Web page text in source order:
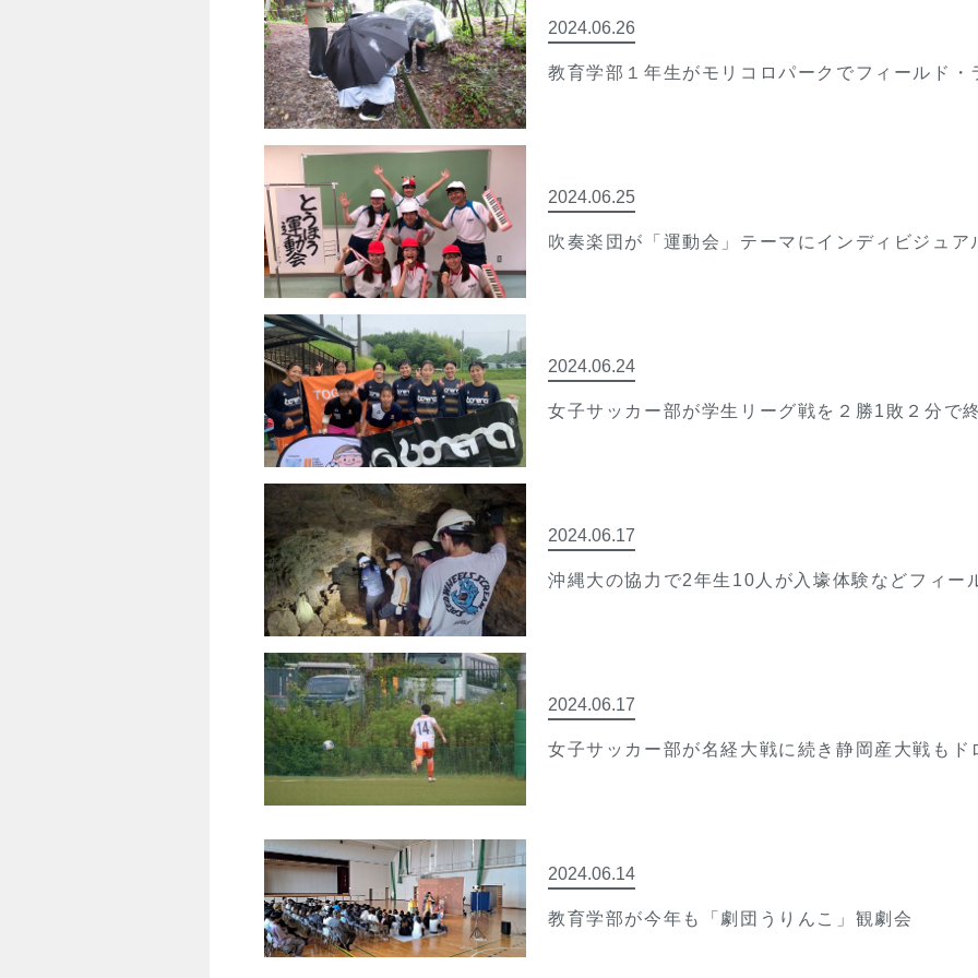
2024.06.26
教育学部１年生がモリコロパークでフィールド・
2024.06.25
吹奏楽団が「運動会」テーマにインディビジュア
2024.06.24
女子サッカー部が学生リーグ戦を２勝1敗２分で
2024.06.17
沖縄大の協力で2年生10人が入壕体験などフィー
2024.06.17
女子サッカー部が名経大戦に続き静岡産大戦もド
2024.06.14
教育学部が今年も「劇団うりんこ」観劇会